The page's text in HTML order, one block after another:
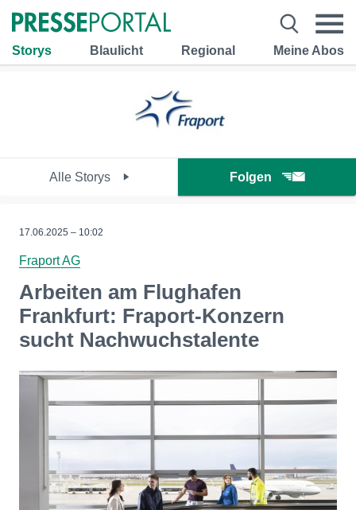
Storys Blaulicht Regional Meine Abos
Alle Storys Folgen
17.06.2025 – 10:02
Fraport AG
Arbeiten am Flughafen
Frankfurt: Fraport-Konzern
sucht Nachwuchstalente